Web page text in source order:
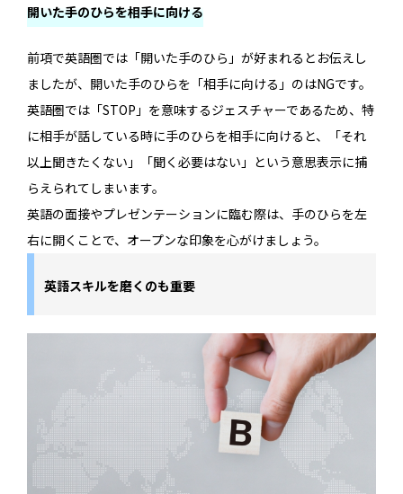
開いた手のひらを相手に向ける
前項で英語圏では「開いた手のひら」が好まれるとお伝えし
ましたが、開いた手のひらを「相手に向ける」のはNGです。
英語圏では「STOP」を意味するジェスチャーであるため、特
に相手が話している時に手のひらを相手に向けると、「それ
以上聞きたくない」「聞く必要はない」という意思表示に捕
らえられてしまいます。
英語の面接やプレゼンテーションに臨む際は、手のひらを左
右に開くことで、オープンな印象を心がけましょう。
英語スキルを磨くのも重要